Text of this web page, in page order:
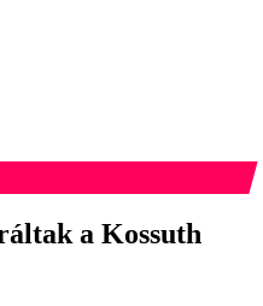
a Kossuth